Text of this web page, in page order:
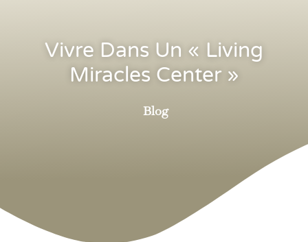
Vivre Dans Un « Living
Miracles Center »
Blog